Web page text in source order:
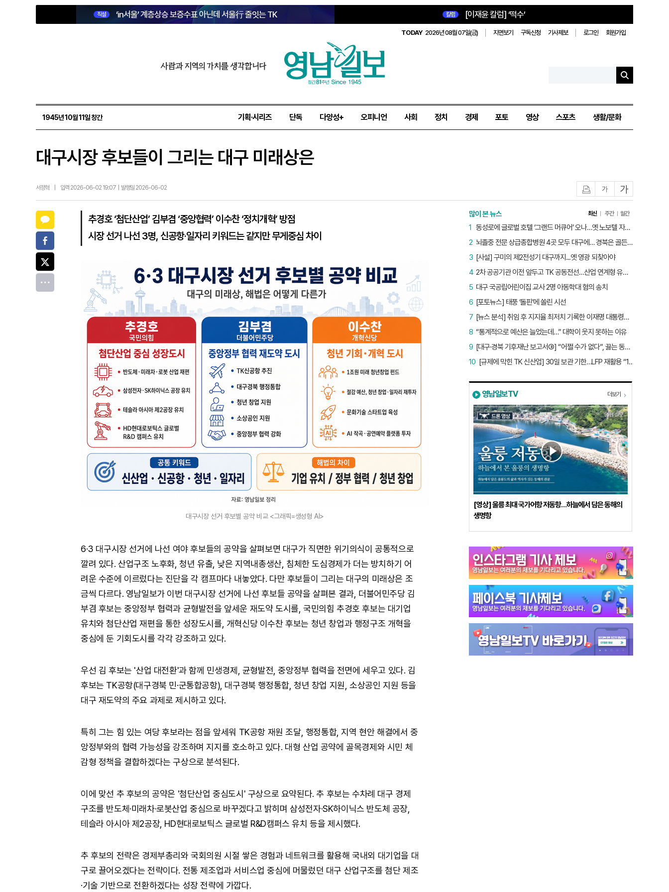
직설 ‘in서울’ 계층상승 보증수표 아닌데 서울行 줄잇는 TK 칼럼 [이재윤 칼럼] ‘떡수’
TODAY 2026년 08월 07일(금) 지면보기 구독신청 기사제보 로그인 회원가입
사람과 지역의 가치를 생각합니다
1945년 10월 11일 창간 기획·시리즈 단독 다양성+ 오피니언 사회 정치 경제 포토 영상 스포츠 생활/문화
대구시장 후보들이 그리는 대구 미래상은
서정혁 입력 2026-06-02 19:07 | 발행일 2026-06-02 글자작게글자크게
추경호 ‘첨단산업’ 김부겸 ‘중앙협력’ 이수찬 ‘정치개혁’ 방점
시장 선거 나선 3명, 신공항·일자리 키워드는 같지만 무게중심 차이
대구시장 선거 후보별 공약 비교 <그래픽=생성형 AI>
6·3 대구시장 선거에 나선 여야 후보들의 공약을 살펴보면 대구가 직면한 위기의식이 공통적으로
깔려 있다. 산업구조 노후화, 청년 유출, 낮은 지역내총생산, 침체한 도심경제가 더는 방치하기 어
려운 수준에 이르렀다는 진단을 각 캠프마다 내놓았다. 다만 후보들이 그리는 대구의 미래상은 조
금씩 다르다. 영남일보가 이번 대구시장 선거에 나선 후보들 공약을 살펴본 결과, 더불어민주당 김
부겸 후보는 중앙정부 협력과 균형발전을 앞세운 재도약 도시를, 국민의힘 추경호 후보는 대기업
유치와 첨단산업 재편을 통한 성장도시를, 개혁신당 이수찬 후보는 청년 창업과 행정구조 개혁을
중심에 둔 기회도시를 각각 강조하고 있다.
우선 김 후보는 '산업 대전환'과 함께 민생경제, 균형발전, 중앙정부 협력을 전면에 세우고 있다. 김
후보는 TK공항(대구경북 민·군통합공항), 대구경북 행정통합, 청년 창업 지원, 소상공인 지원 등을
대구 재도약의 주요 과제로 제시하고 있다.
특히 그는 힘 있는 여당 후보라는 점을 앞세워 TK공항 재원 조달, 행정통합, 지역 현안 해결에서 중
앙정부와의 협력 가능성을 강조하며 지지를 호소하고 있다. 대형 산업 공약에 골목경제와 시민 체
감형 정책을 결합하겠다는 구상으로 분석된다.
이에 맞선 추 후보의 공약은 '첨단산업 중심도시' 구상으로 요약된다. 추 후보는 수차례 대구 경제
구조를 반도체·미래차·로봇산업 중심으로 바꾸겠다고 밝히며 삼성전자·SK하이닉스 반도체 공장,
테슬라 아시아 제2공장, HD현대로보틱스 글로벌 R&D캠퍼스 유치 등을 제시했다.
추 후보의 전략은 경제부총리와 국회의원 시절 쌓은 경험과 네트워크를 활용해 국내외 대기업을 대
구로 끌어오겠다는 전략이다. 전통 제조업과 서비스업 중심에 머물렀던 대구 산업구조를 첨단 제조
·기술 기반으로 전환하겠다는 성장 전략에 가깝다.
많이 본 뉴스 최신 주간 월간
동성로에 글로벌 호텔 ‘그랜드 머큐어’ 오나…옛 노보텔 자리 사무실 개설
1
뇌졸중 전문 상급종합병원 4곳 모두 대구에… 경북은 골든타임 사각지대
2
[사설] 구미의 제2전성기 대구까지...옛 영광 되찾아야
3
2차 공공기관 이전 앞두고 TK 공동전선…산업 연계형 유치 승부수
4
대구 국공립어린이집 교사 2명 아동학대 혐의 송치
5
[포토뉴스] 태풍 ‘돌핀’에 쏠린 시선
6
[뉴스 분석] 취임 후 지지율 최저치 기록한 이재명 대통령…왜?
7
“통계적으로 예산은 늘었는데…” 대학이 웃지 못하는 이유
8
[대구·경북 기후재난 보고서③] “어쩔 수가 없다”, 끓는 동해…‘절멸 위기’ 경북 수산업
9
[규제에 막힌 TK 신산업] 30일 보관 기한…LFP 재활용 “180일로 늘려야”
10
영남일보TV 더보기
[영상] 울릉 최대 국가어항 저동항…하늘에서 담은 동해의
생명항